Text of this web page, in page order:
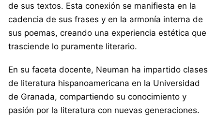
de sus textos. Esta conexión se manifiesta en la
cadencia de sus frases y en la armonía interna de
sus poemas, creando una experiencia estética que
trasciende lo puramente literario.
En su faceta docente, Neuman ha impartido clases
de literatura hispanoamericana en la Universidad
de Granada, compartiendo su conocimiento y
pasión por la literatura con nuevas generaciones.